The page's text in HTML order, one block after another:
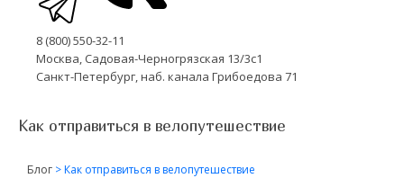
8 (800) 550-32-11
Москва, Садовая-Черногрязская 13/3с1
Санкт-Петербург, наб. канала Грибоедова 71
Как отправиться в велопутешествие
Блог >Как отправиться в велопутешествие